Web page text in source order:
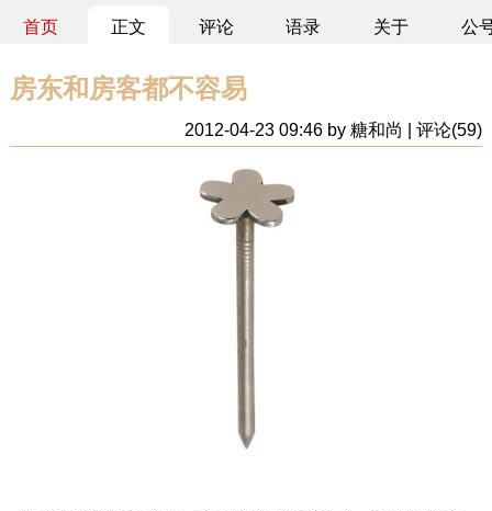
首页 正文 评论 语录 关于 公
房东和房客都不容易
2012-04-23 09:46 by 糖和尚 | 评论(59)